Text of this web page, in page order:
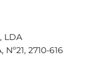
LDA
2710-616